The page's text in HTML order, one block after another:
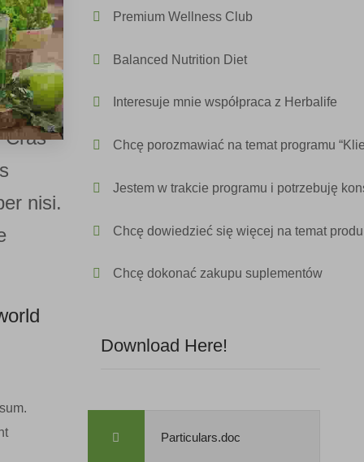
eu
Cras
nisi.
Premium Wellness Club
Balanced Nutrition Diet
Interesuje mnie współpraca z Herbalife
Chcę porozmawiać na temat programu
Jestem w trakcie programu i potrzebuję
Chcę dowiedzieć się więcej na temat
Chcę dokonać zakupu suplementów
Download Here!
Particulars.doc